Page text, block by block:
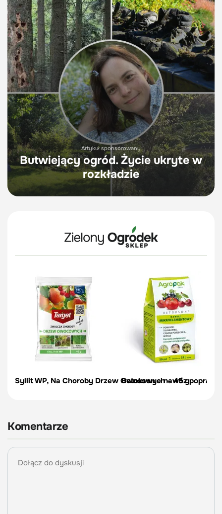
Artykuł sponsorowany
Butwiejący ogród. Życie ukryte w
rozkładzie
Syllit WP, Na Choroby Drzew Owocowych – 45 g
Betokson – nawóz
Komentarze